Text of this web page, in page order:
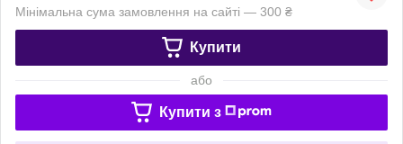
Мінімальна сума замовлення на сайті — 300 ₴
Купити
або
Купити з